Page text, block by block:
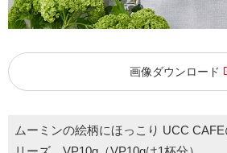
画像ダウンロード
ムーミンの絵柄にほっこり UCC